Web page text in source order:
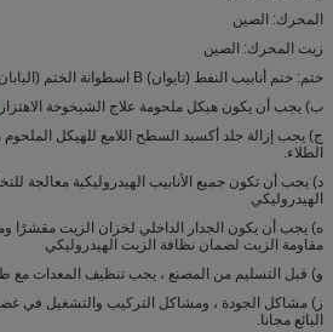
المحرك: الصين
زيت المحرك: الصين
ختم: ختم أنابيب النفط (تايوان) B اسطوانة الختم (اليابان NOK ، الصين)
ب) يجب أن يكون هيكل ملحومة علاج الشيخوخة الاهتزاز
ج) يجب إزالة جلد أكسيد السطح اللامع للهيكل
الطلاء.
د) يجب أن تكون جميع الأنابيب الهيدروليكية معالجة
الهيدروليكي
ه) يجب أن يكون الجدار الداخلي لخزان الزيت مقشرًا
مقاومة الزيت لضمان نظافة الزيت الهيدروليكي
و) قبل التسليم من المصنع ، يجب تنظيف المعدات مع
ز) مشاكل الجودة ، ومشاكل التركيب والتشغيل في
البائع مجانا.